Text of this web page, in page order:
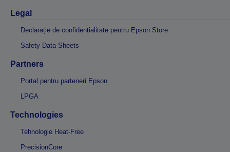
Legal
Declarație de confidențialitate pentru Epson Store
Safety Data Sheets
Partners
Portal pentru parteneri Epson
LPGA
Technologies
Tehnologie Heat-Free
PrecisionCore